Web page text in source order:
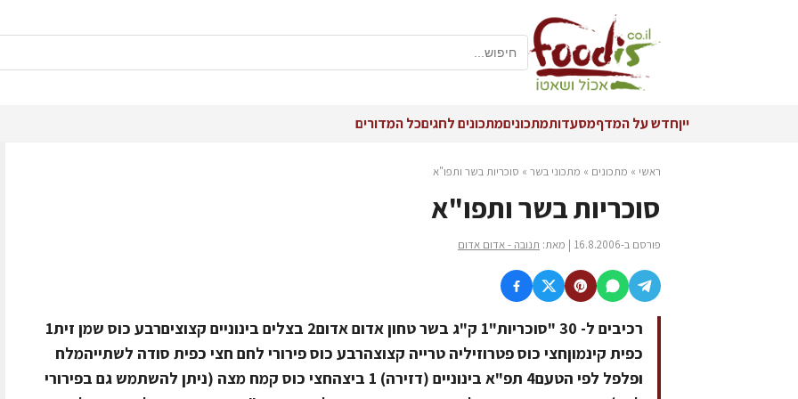
ייןחדש על המדףמסעדותמתכוניםמתכונים לחגיםכל המדורים
ראשי » מתכונים » מתכוני בשר » סוכריות בשר ותפו"א
סוכריות בשר ותפו"א
פורסם ב-16.8.2006 | מאת: תנובה - אדום אדום
רכיבים ל- 30 "סוכריות"1 ק"ג בשר טחון אדום אדום2 בצלים בינוניים קצוציםרבע כוס שמן זית1
כפית קינמוןחצי כוס פטרוזיליה טרייה קצוצהרבע כוס פירורי לחם חצי כפית סודה לשתייהמלח
ופלפל לפי הטעם4 תפ"א בינוניים (דזירה) 1 ביצהחצי כוס קמח מצה (ניתן להשתמש גם בפירורי